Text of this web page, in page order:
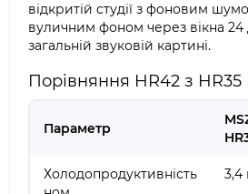
відкритій студії з фоновим
вуличним фоном через вікна
загальній звуковій картині.
Порівняння HR42 з HR35
Параметр
Холодопродуктивність
3,4